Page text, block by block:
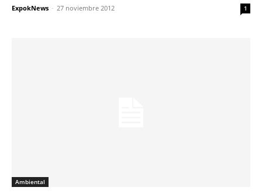
ExpokNews - 27 noviembre 2012 1
Ambiental